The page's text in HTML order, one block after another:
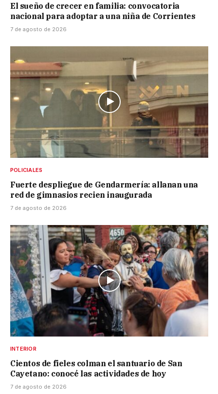
El sueño de crecer en familia: convocatoria
nacional para adoptar a una niña de Corrientes
7 de agosto de 2026
POLICIALES
Fuerte despliegue de Gendarmería: allanan una
red de gimnasios recien inaugurada
7 de agosto de 2026
INTERIOR
Cientos de fieles colman el santuario de San
Cayetano: conocé las actividades de hoy
7 de agosto de 2026